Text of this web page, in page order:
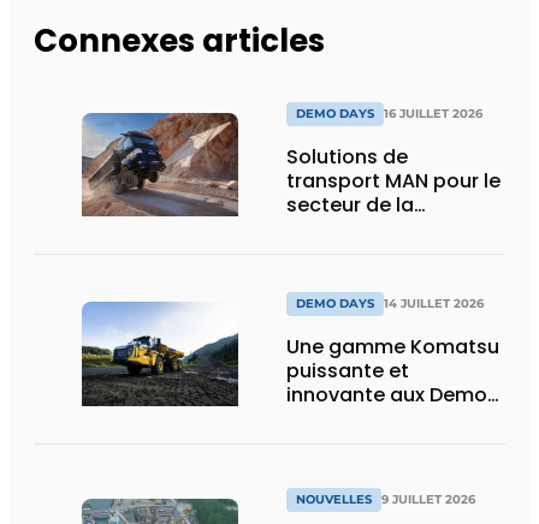
Connexes articles
DEMO DAYS 16 JUILLET 2026
Solutions de
transport MAN pour le
secteur de la
DEMO DAYS 14 JUILLET 2026
Une gamme Komatsu
puissante et
innovante aux Demo
NOUVELLES 9 JUILLET 2026